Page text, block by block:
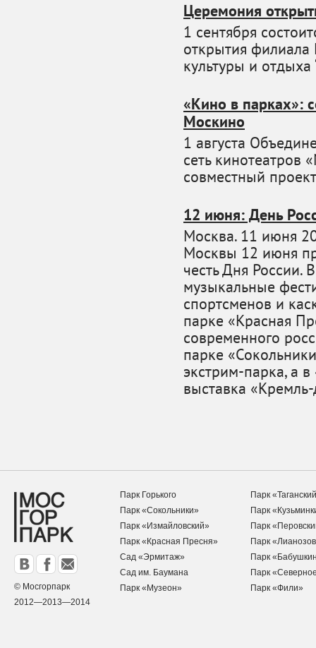
Церемония
1 сентября
открытия
культуры и отдыха
«Кино в парках»:
Москино
1 августа
сеть кинотеатров
совместный
12 июня: День
Москва. 11 июня
Москвы 12 июня
честь Дня России.
музыкальные
спортсменов и
парке «Красная
современного
парке
экстрим-парка, а
выставка
© Мосгорпарк
2012—2013—2014
Парк Горького
Парк «Сокольники»
Парк «Измайловский»
Парк «Красная Пресня»
Сад «Эрмитаж»
Сад им. Баумана
Парк «Музеон»
Парк
Парк
Парк
Парк
Парк
Парк
Парк «Фили»